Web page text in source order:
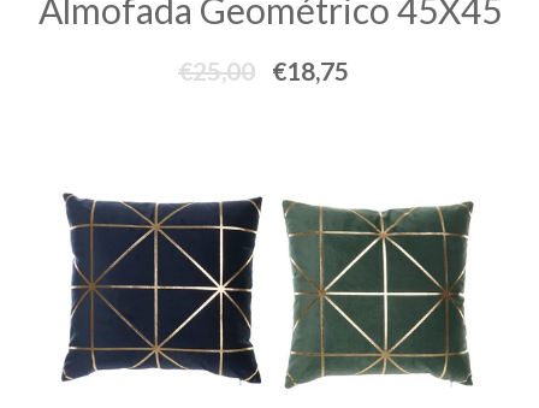
Almofada Geométrico 45X45
€25,00 €18,75